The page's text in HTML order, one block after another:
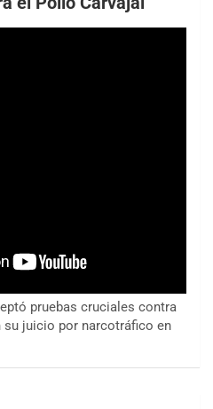
pruebas cruciales contra
su juicio por narcotráfico en